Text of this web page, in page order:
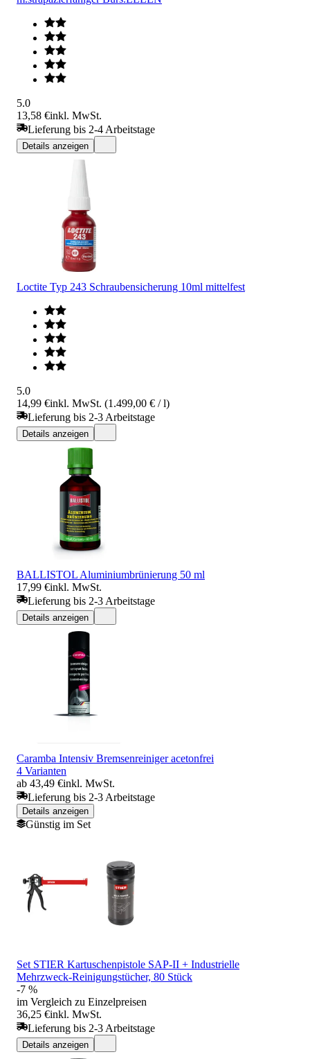
5.0
13,58 €inkl. MwSt.
Lieferung bis 2-4 Arbeitstage
Details anzeigen
Loctite Typ 243 Schraubensicherung 10ml mittelfest
5.0
14,99 €inkl. MwSt. (1.499,00 € / l)
Lieferung bis 2-3 Arbeitstage
Details anzeigen
BALLISTOL Aluminiumbrünierung 50 ml
17,99 €inkl. MwSt.
Lieferung bis 2-3 Arbeitstage
Details anzeigen
Caramba Intensiv Bremsenreiniger acetonfrei
4 Varianten
ab 43,49 €inkl. MwSt.
Lieferung bis 2-3 Arbeitstage
Details anzeigen
Günstig im Set
Set STIER Kartuschenpistole SAP-II + Industrielle
Mehrzweck-Reinigungstücher, 80 Stück
-7 %
im Vergleich zu Einzelpreisen
36,25 €inkl. MwSt.
Lieferung bis 2-3 Arbeitstage
Details anzeigen